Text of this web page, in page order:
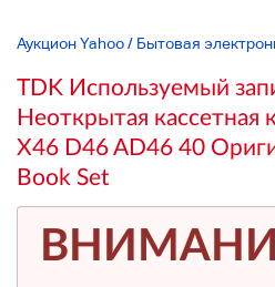
Аукцион Yahoo/ Бытовая
TDK Используемый
Неоткрытая кассетная
X46 D46 AD46 40
Book Set